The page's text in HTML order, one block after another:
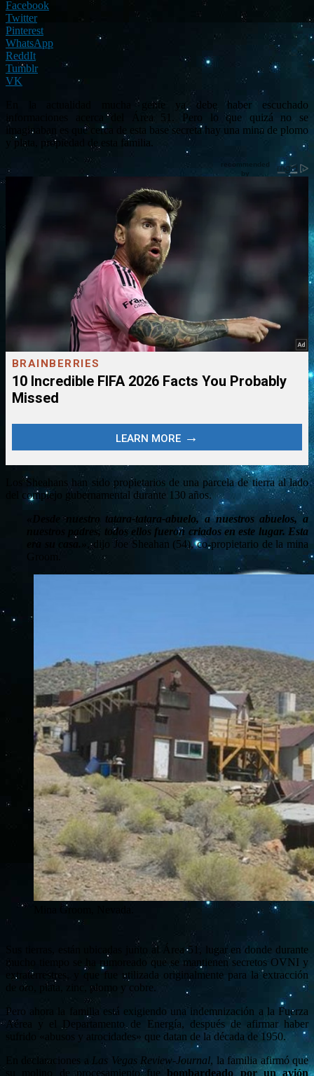
Facebook
Twitter
Pinterest
WhatsApp
ReddIt
Tumblr
VK
En la actualidad mucha gente ya debe haber escuchado
informaciones acerca del Área 51. Pero lo que quizá no se
imaginaban es que cerca de esta base secreta hay una mina de plomo
y plata, propiedad de esta familia.
Los Sheahans han sido propietarios de una parcela de tierra al lado
del complejo gubernamental durante 130 años.
«Desde nuestro tatara-tatara-abuelo, a nuestros abuelos, a
nuestros padres, todos ellos fueron criados en este lugar. Esta
era su casa.»
, dijo Joe Sheahan (54), co-propietario de la mina
Groom.
Mina Groom, Nevada.
Sus tierras, están ubicadas junto al Área 51, lugar en donde durante
mucho tiempo se ha rumoreado que se mantienen secretos OVNI y
extraterrestres, y que fue utilizada originalmente para la extracción
de oro, plata, zinc, plomo y cobre.
Pero ahora la familia está exigiendo una indemnización a la Fuerza
Aérea y el Departamento de Energía, después de afirmar haber
sufrido «abusos y atrocidades» que datan de la década de 1950.
En declaraciones a Las Vegas Review-Journal, la familia afirmó que
su molino de procesamiento fue bombardeado por un avión